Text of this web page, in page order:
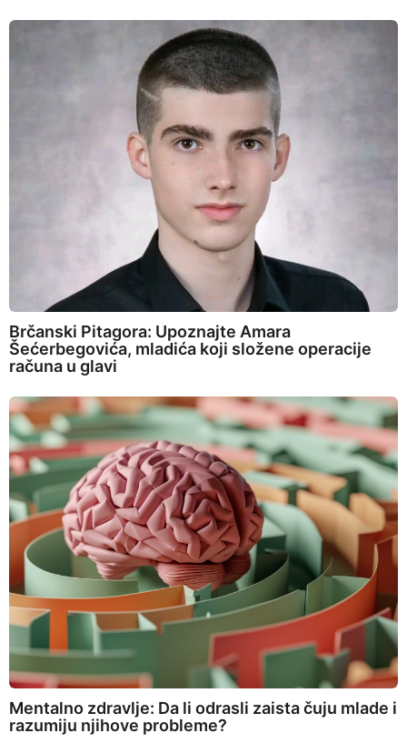
Brčanski Pitagora: Upoznajte Amara
Šećerbegovića, mladića koji složene operacije
računa u glavi
Mentalno zdravlje: Da li odrasli zaista čuju mlade i
razumiju njihove probleme?